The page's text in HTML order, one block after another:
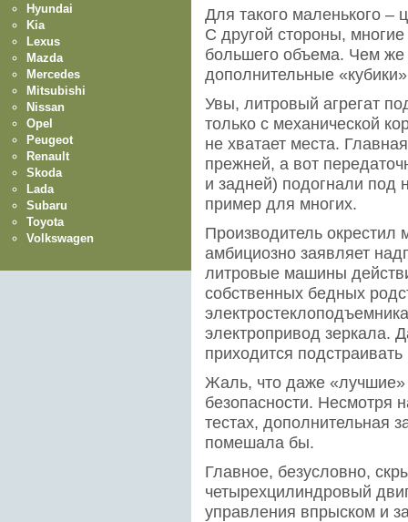
Для такого маленького –
С другой стороны,
большего объема. Чем же
дополнительные
Увы, литровый агрегат
только с механической
не хватает места.
прежней, а вот
и задней) подогнали под
пример для многих.
Производитель
амбициозно заявляет
литровые машины
собственных бедных
электропривод зеркала.
приходится
Жаль, что даже «лучшие»
безопасности. Несмотря
тестах, дополнительная
помешала бы.
Главное, безусловно,
четырехцилиндровый
управления впрыском и
Hyundai
Kia
Lexus
Mazda
Mercedes
Mitsubishi
Nissan
Opel
Peugeot
Renault
Skoda
Lada
Subaru
Toyota
Volkswagen